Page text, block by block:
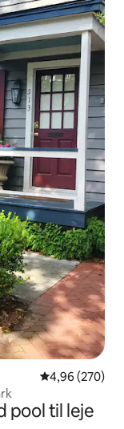
4,96 ud af 5 i
4,96 (270)
pool til leje